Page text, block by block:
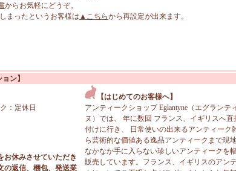
からお気軽にどうぞ。
まったというお客様は ▲こちらから再設定が出来ます。
ン】
：定休日
休みさせていただき
の返信、梱包、発送業
【はじめてのお客様へ】
アンティークショップ Eglantyne（エグランテ
ヌ）では、 年に数回 フランス、イギリスへ直
付けに行き、 日常使いの出来るアンティーク
ら芸術的な価値ある逸品アンティークまで現
なかなか手に入らない珍しいアンティークを
販売しています。フランス、イギリスのアン